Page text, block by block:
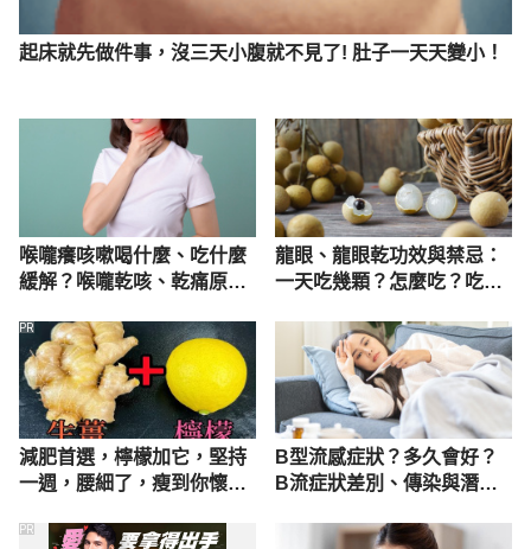
起床就先做件事，沒三天小腹就不見了! 肚子一天天變小！
喉嚨癢咳嗽喝什麼、吃什麼
緩解？喉嚨乾咳、乾痛原因
龍眼、龍眼乾功效與禁忌：
一天吃幾顆？怎麼吃？吃多
減肥首選，檸檬加它，堅持
一週，腰細了，瘦到你懷疑
PR
B型流感症狀？多久會好？
B流症狀差別、傳染與潛伏
PR